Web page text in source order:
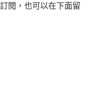
閱，也可以在下面留